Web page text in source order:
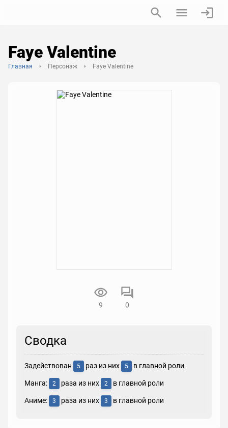
Faye Valentine
Главная Персонаж Faye Valentine
9 0
Сводка
Задействован 5 раз из них 5 в главной роли
Манга: 2 раза из них 2 в главной роли
Аниме: 3 раза из них 3 в главной роли